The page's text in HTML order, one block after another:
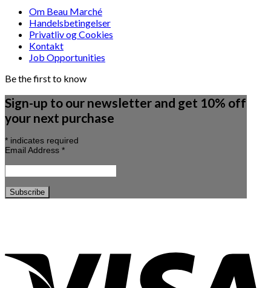
Om Beau Marché
Handelsbetingelser
Privatliv og Cookies
Kontakt
Job Opportunities
Be the first to know
Sign-up to our newsletter and get 10% off
your next purchase
* indicates required
Email Address *